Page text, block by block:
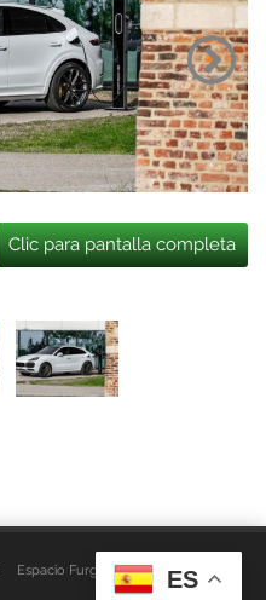
Clic para pantalla completa
Espacio Furgo Aviso Legal
ES